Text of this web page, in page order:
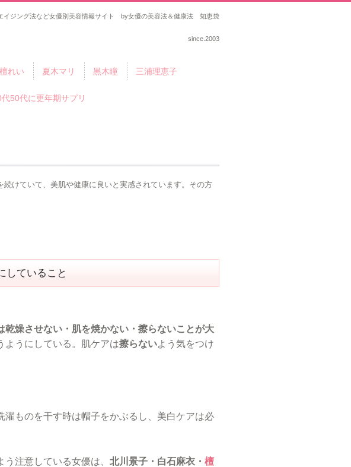
イジング法など女優別美容情報サイト by女優の美容法＆健康法 知恵袋
since.2003
檀れい 夏木マリ 黒木瞳 三浦理恵子
50代に更年期サプリ
けていて、美肌や健康に良いと実感されています。その方
ていること
乾燥させない・肌を焼かない・擦らないことが大
ようにしている。肌ケアは擦らないよう気をつけ
濯ものを干す時は帽子をかぶるし、美白ケアは必
注意している女優は、 北川景子・白石麻衣・ 檀